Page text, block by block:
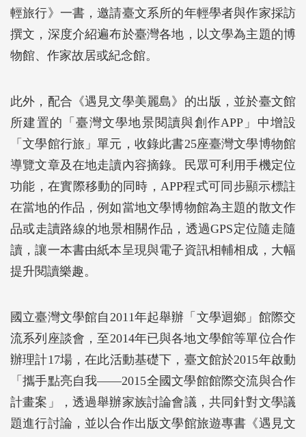
輕旅行》一書，邀請臺文系所的年輕學者與作家採訪
撰文，深度介紹遍布於臺灣各地，以文學為主題的博
物館、作家故居或紀念館。
此外，配合《遇見文學美麗島》的出版，並於臺文館
所建置的「臺灣文學地景閱讀與創作APP」中增設
「文學館行旅」單元，收錄此書25座臺灣文學博物館
導覽文章及在地走讀內容摘錄。民眾可利用手機定位
功能，在實際移動的同時，APP程式可同步顯示標註
在當地的作品，例如當地文學博物館為主題的散文作
品或走讀路線的地景相關作品，透過GPS定位隨走隨
讀，讓一本書由紙本呈現與電子資訊相輔相成，大幅
提升閱讀樂趣。
國立臺灣文學館自2011年起舉辦「文學迴鄉」館際交
流系列座談會，至2014年已與各地文學館等單位合作
辦理計17場，在此活動基礎下，臺文館於2015年啟動
「攜手點亮自我——2015全國文學館館際交流與合作
計畫案」，透過舉辦家族討論會議，共同針對文學議
題進行討論，並以合作出版文學館旅遊專書《遇見文